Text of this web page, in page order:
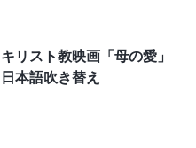
キリスト教映画「母の愛」
日本語吹き替え